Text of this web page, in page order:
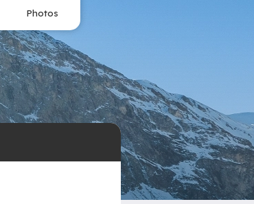
Photos